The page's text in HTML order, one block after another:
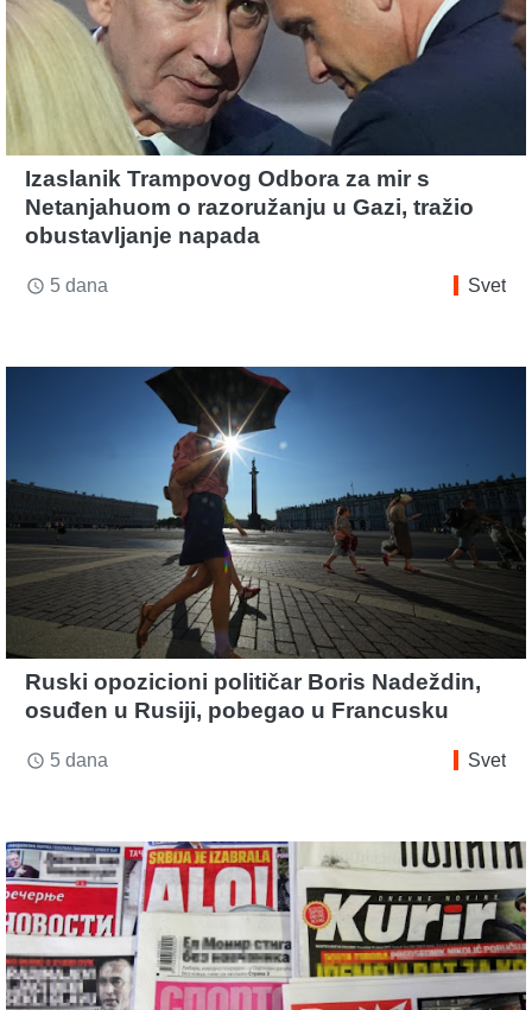
Izaslanik Trampovog Odbora za mir s
Netanjahuom o razoružanju u Gazi, tražio
obustavljanje napada
access_time 5 dana Svet
Ruski opozicioni političar Boris Nadeždin,
osuđen u Rusiji, pobegao u Francusku
access_time 5 dana Svet